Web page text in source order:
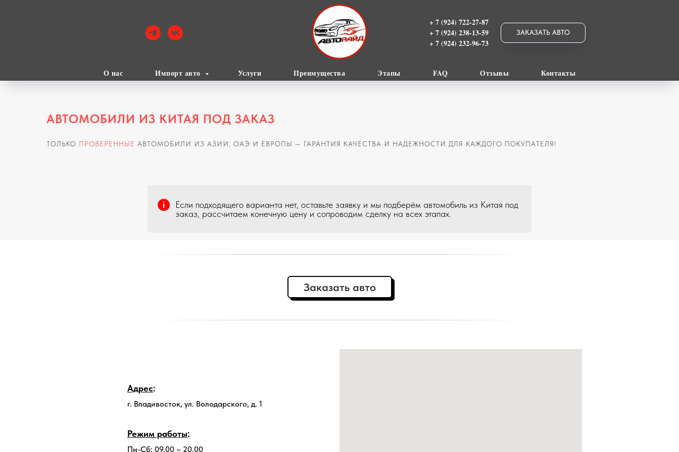
+ 7 (924) 722-27-87
+ 7 (924) 238-13-59
+ 7 (924) 232-96-73
ЗАКАЗАТЬ АВТО
О нас Импорт авто Услуги Преимущества Этапы FAQ Отзывы Контакты
АВТОМОБИЛИ ИЗ КИТАЯ ПОД ЗАКАЗ
ТОЛЬКО ПРОВЕРЕННЫЕ АВТОМОБИЛИ ИЗ АЗИИ, ОАЭ И ЕВРОПЫ — ГАРАНТИЯ КАЧЕСТВА И НАДЕЖНОСТИ ДЛЯ КАЖДОГО ПОКУПАТЕЛЯ!
Если подходящего варианта нет, оставьте заявку и мы подберём автомобиль из Китая под
заказ, рассчитаем конечную цену и сопроводим сделку на всех этапах.
Заказать авто
Адрес:
г. Владивосток, ул. Володарского, д. 1
Режим работы:
Пн-Сб: 09.00 – 20.00